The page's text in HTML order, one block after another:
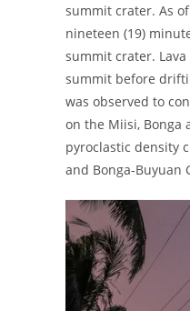
summit crater. As
nineteen (19)
summit crater.
summit before
was observed to
on the Miisi, Bonga
pyroclastic density
and Bonga-Buyuan